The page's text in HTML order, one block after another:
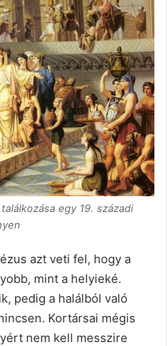
egy 19. századi
azt veti fel, hogy a
mint a helyieké.
pedig a halálból való
Kortársai mégis
nem kell messzire